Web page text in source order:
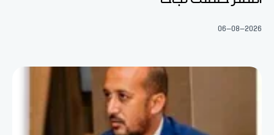
06-08-2026